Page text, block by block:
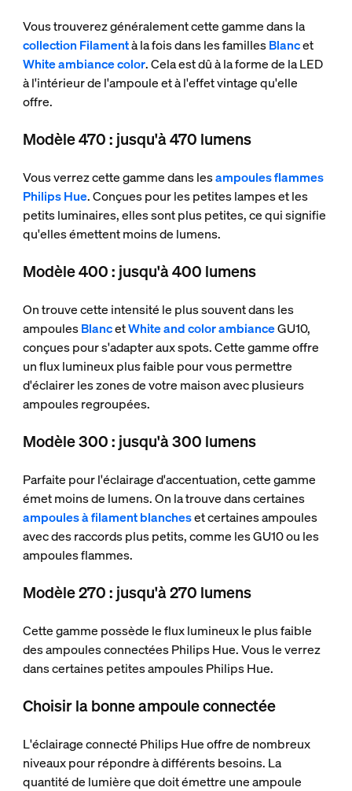
Vous trouverez généralement cette gamme dans la
collection Filamentà la fois dans les famillesBlancet
White ambiance color. Cela est dû à la forme de la LED
à l'intérieur de l'ampoule et à l'effet vintage qu'elle
offre.
Modèle 470 : jusqu'à 470 lumens
Vous verrez cette gamme dans lesampoules flammes
Philips Hue. Conçues pour les petites lampes et les
petits luminaires, elles sont plus petites, ce qui signifie
qu'elles émettent moins de lumens.
Modèle 400 : jusqu'à 400 lumens
On trouve cette intensité le plus souvent dans les
ampoulesBlancetWhite and color ambianceGU10,
conçues pour s'adapter aux spots. Cette gamme offre
un flux lumineux plus faible pour vous permettre
d'éclairer les zones de votre maison avec plusieurs
ampoules regroupées.
Modèle 300 : jusqu'à 300 lumens
Parfaite pour l'éclairage d'accentuation, cette gamme
émet moins de lumens. On la trouve dans certaines
ampoules à filament blancheset certaines ampoules
avec des raccords plus petits, comme les GU10 ou les
ampoules flammes.
Modèle 270 : jusqu'à 270 lumens
Cette gamme possède le flux lumineux le plus faible
des ampoules connectées Philips Hue. Vous le verrez
dans certaines petites ampoules Philips Hue.
Choisir la bonne ampoule connectée
L'éclairage connecté Philips Hue offre de nombreux
niveaux pour répondre à différents besoins. La
quantité de lumière que doit émettre une ampoule